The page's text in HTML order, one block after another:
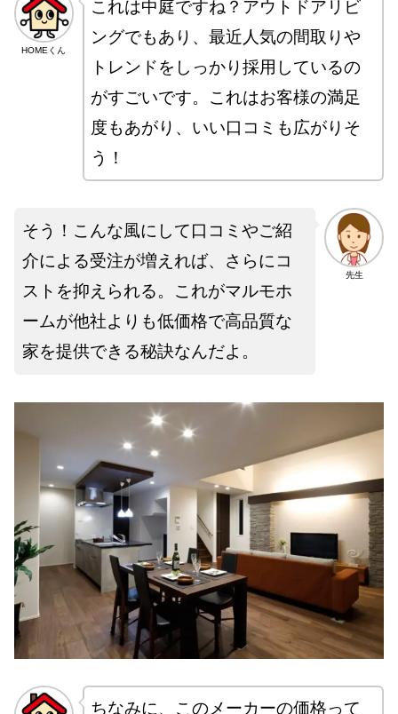
HOMEくん
これは中庭ですね？アウトドアリビ
ングでもあり、最近人気の間取りや
トレンドをしっかり採用しているの
がすごいです。これはお客様の満足
度もあがり、いい口コミも広がりそ
う！
先生
そう！こんな風にして口コミやご紹
介による受注が増えれば、さらにコ
ストを抑えられる。これがマルモホ
ームが他社よりも低価格で高品質な
家を提供できる秘訣なんだよ。
ちなみに、このメーカーの価格って